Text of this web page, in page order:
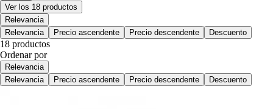
Ver los 18 productos
Relevancia
Relevancia
Precio ascendente Precio descendente Descuento
18 productos
Ordenar por
Relevancia
Relevancia
Precio ascendente Precio descendente Descuento